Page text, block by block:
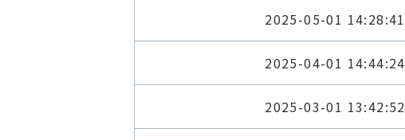
2025-05-01 14:28:41
2025-04-01 14:44:24
2025-03-01 13:42:52